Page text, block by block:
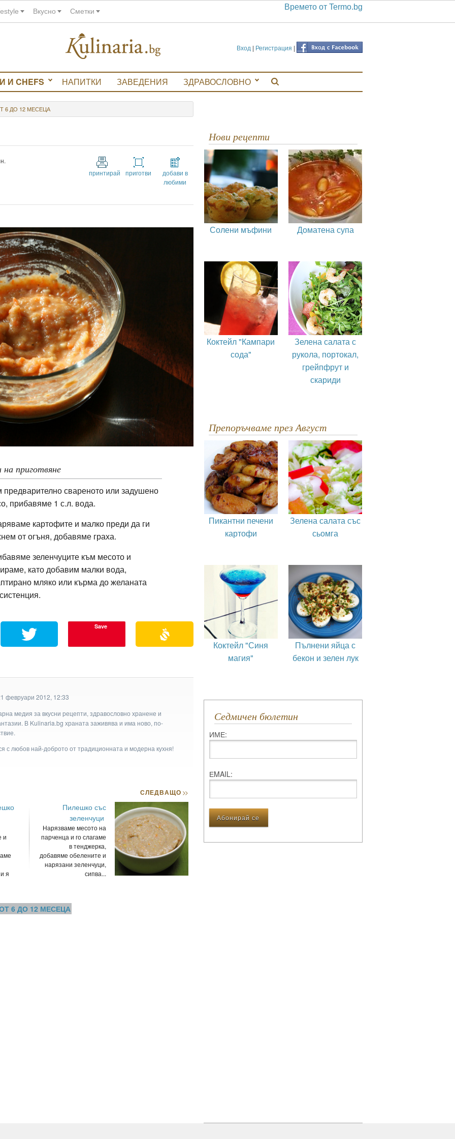
Вкусно Сметки Времето от Termo.bg
Вход | Регистрация |
И CHEFS НАПИТКИ ЗАВЕДЕНИЯ ЗДРАВОСЛОВНО
6 ДО 12 МЕСЕЦА
принтирай приготви
добави в
любими
на приготвяне
предварително свареното или задушено
прибавяме 1 с.л. вода.
картофите и малко преди да ги
от огъня, добавяме граха.
зеленчуците към месото и
като добавим малки вода,
мляко или кърма до желаната
Save
февруари 2012, 12:33
медия за вкусни рецепти, здравословно хранене и
В Kulinaria.bg храната заживява и има ново, по-
с любов най-доброто от традиционната и модерна кухня!
и
я
СЛЕДВАЩО>>
Пилешко със
зеленчуци
Нарязваме месото на
парченца и го слагаме
в тенджерка,
добавяме обелените и
нарязани зеленчуци,
сипва...
6 ДО 12 МЕСЕЦА
Нови рецепти
Солени мъфини Доматена супа
Коктейл "Кампари
сода"
Зелена салата с
рукола, портокал,
грейпфрут и
скариди
Препоръчваме през Август
Пикантни печени
картофи
Зелена салата със
сьомга
Коктейл "Синя
магия"
Пълнени яйца с
бекон и зелен лук
Седмичен бюлетин
ИМЕ:
ЕMAIL: